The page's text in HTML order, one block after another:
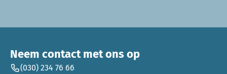
Neem contact met ons op
(030) 234 76 66